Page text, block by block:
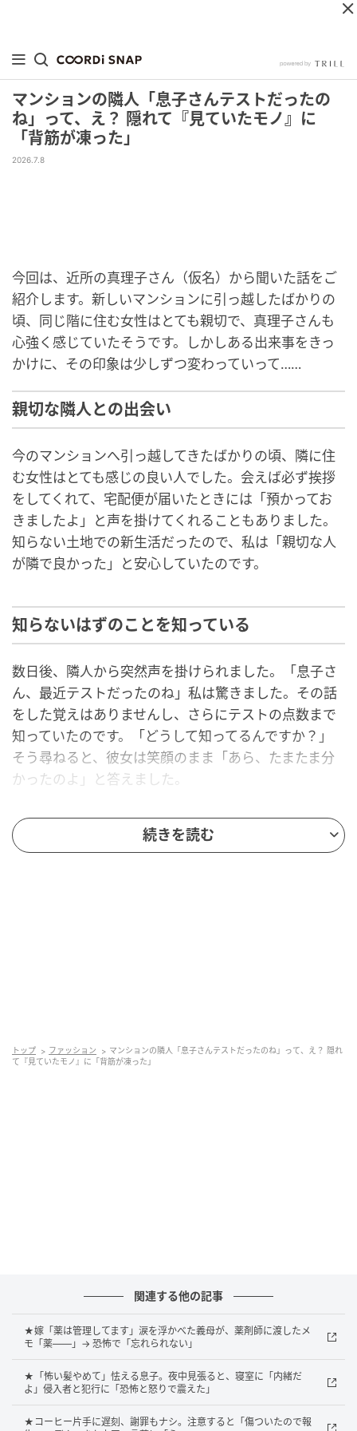
マンションの隣人「息子さんテストだったの
ね」って、え？ 隠れて『見ていたモノ』に
「背筋が凍った」
2026.7.8
今回は、近所の真理子さん（仮名）から聞いた話をご
紹介します。新しいマンションに引っ越したばかりの
頃、同じ階に住む女性はとても親切で、真理子さんも
心強く感じていたそうです。しかしある出来事をきっ
かけに、その印象は少しずつ変わっていって……
親切な隣人との出会い
今のマンションへ引っ越してきたばかりの頃、隣に住
む女性はとても感じの良い人でした。会えば必ず挨拶
をしてくれて、宅配便が届いたときには「預かってお
きましたよ」と声を掛けてくれることもありました。
知らない土地での新生活だったので、私は「親切な人
が隣で良かった」と安心していたのです。
知らないはずのことを知っている
数日後、隣人から突然声を掛けられました。「息子さ
ん、最近テストだったのね」私は驚きました。その話
をした覚えはありませんし、さらにテストの点数まで
知っていたのです。「どうして知ってるんですか？」
そう尋ねると、彼女は笑顔のまま「あら、たまたま分
かったのよ」と答えました。
それ以来、不思議なことが続きました。「昨日の夕
飯、カレーだったでしょう？」「娘さん、風邪治っ
け、中を見ていたのです。思わず足が止まりました。
破って捨てるようになりました。さらに管理会社へ相
談すると、同じような苦情が他の住人からも出ていた
ことが判明。隣人は誰かを怒鳴るわけでも、悪口を言
うわけでもありません。表面上は、むしろ親切な人で
した。だからこそ怖かったのです。
続きを読む
トップ ファッション
マンションの隣人「息子さんテストだったのね」って、え？ 隠れ
て『見ていたモノ』に「背筋が凍った」
関連する他の記事
★嫁「薬は管理してます」涙を浮かべた義母が、薬剤師に渡したメ
モ「薬――」→ 恐怖で「忘れられない」
★「怖い髪やめて」怯える息子。夜中見張ると、寝室に「内緒だ
よ」侵入者と犯行に「恐怖と怒りで震えた」
★コーヒー片手に遅刻、謝罪もナシ。注意すると「傷ついたので報